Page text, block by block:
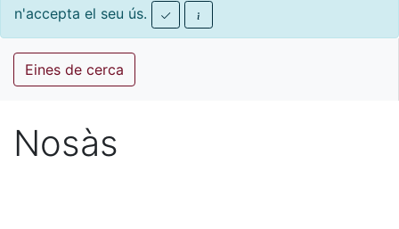
n'accepta el seu ús.
Eines de cerca
Nosàs